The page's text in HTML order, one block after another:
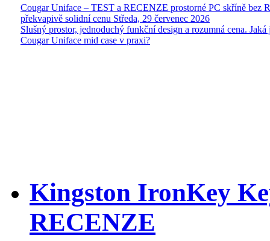
Cougar Uniface – TEST a RECENZE prostorné PC skříně bez
překvapivě solidní cenu Středa, 29 červenec 2026
Slušný prostor, jednoduchý funkční design a rozumná cena. Jaká
Cougar Uniface mid case v praxi?
Kingston IronKey
RECENZE